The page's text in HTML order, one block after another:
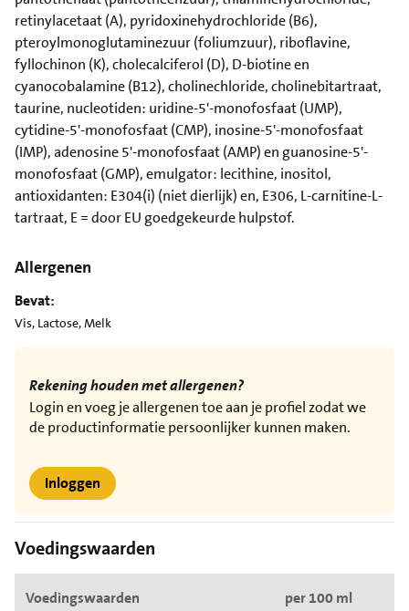
retinylacetaat (A), pyridoxinehydrochloride (B6),
pteroylmonoglutaminezuur (foliumzuur), riboflavine,
fyllochinon (K), cholecalciferol (D), D-biotine en
cyanocobalamine (B12), cholinechloride, cholinebitartraat,
taurine, nucleotiden: uridine-5'-monofosfaat (UMP),
cytidine-5'-monofosfaat (CMP), inosine-5'-monofosfaat
(IMP), adenosine 5'-monofosfaat (AMP) en guanosine-5'-
monofosfaat (GMP), emulgator: lecithine, inositol,
antioxidanten: E304(i) (niet dierlijk) en, E306, L-carnitine-L-
tartraat, E = door EU goedgekeurde hulpstof.
Allergenen
Bevat:
Vis, Lactose, Melk
Rekening houden met allergenen?
Login en voeg je allergenen toe aan je profiel zodat we
de productinformatie persoonlijker kunnen maken.
Inloggen
Voedingswaarden
Voedingswaarden per 100 ml